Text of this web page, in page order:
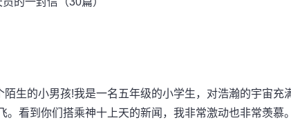
生的小男孩!我是一名五年级的小学生，对浩瀚的宇宙充
看到你们搭乘神十上天的新闻，我非常激动也非常羡慕